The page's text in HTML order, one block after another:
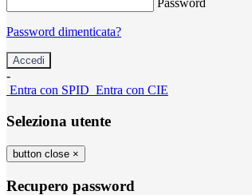
Password
Password dimenticata?
-
Entra con SPID Entra con CIE
Seleziona utente
button close ×
Recupero password